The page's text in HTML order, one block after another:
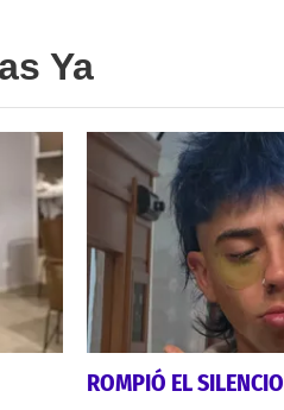
Ya
ROMPIÓ EL SILENCIO